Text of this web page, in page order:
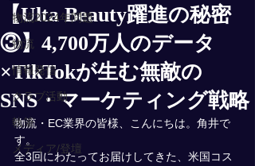
物流2024年問題
物流
情報発信
クラブ活動
執筆
メディア/登壇
【Ulta Beauty躍進の秘密
③】4,700万人のデータ
×TikTokが生む無敵の
SNS・マーケティング戦略
物流・EC業界の皆様、こんにちは。角井で
す。
全3回にわたってお届けしてきた、米国コス